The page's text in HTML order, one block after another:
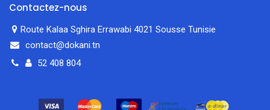
Contactez-nous
Route Kalaa Sghira Errawabi 4021 Sousse Tunisie
contact@dokani.tn
52 408 804